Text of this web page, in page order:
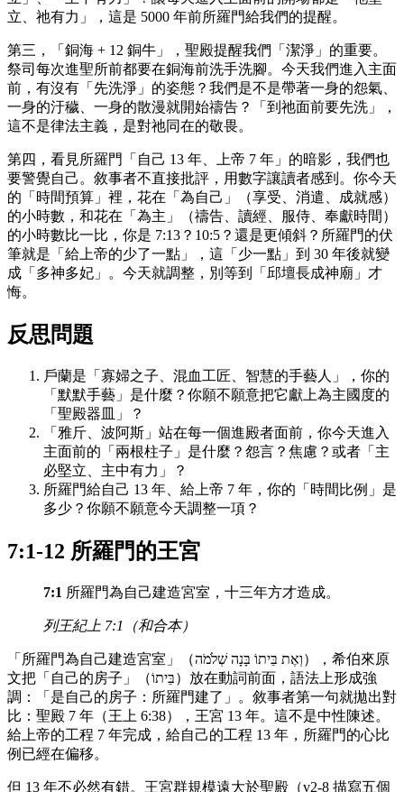
立、祂有力」，這是 5000 年前所羅門給我們的提醒。
第三，「銅海 + 12 銅牛」，聖殿提醒我們「潔淨」的重要。
祭司每次進聖所前都要在銅海前洗手洗腳。今天我們進入主面
前，有沒有「先洗淨」的姿態？我們是不是帶著一身的怨氣、
一身的汙穢、一身的散漫就開始禱告？「到祂面前要先洗」，
這不是律法主義，是對祂同在的敬畏。
第四，看見所羅門「自己 13 年、上帝 7 年」的暗影，我們也
要警覺自己。敘事者不直接批評，用數字讓讀者感到。你今天
的「時間預算」裡，花在「為自己」（享受、消遣、成就感）
的小時數，和花在「為主」（禱告、讀經、服侍、奉獻時間）
的小時數比一比，你是 7:13？10:5？還是更傾斜？所羅門的伏
筆就是「給上帝的少了一點」，這「少一點」到 30 年後就變
成「多神多妃」。今天就調整，別等到「邱壇長成神廟」才
悔。
反思問題
戶蘭是「寡婦之子、混血工匠、智慧的手藝人」，你的
「默默手藝」是什麼？你願不願意把它獻上為主國度的
「聖殿器皿」？
「雅斤、波阿斯」站在每一個進殿者面前，你今天進入
主面前的「兩根柱子」是什麼？怨言？焦慮？或者「主
必堅立、主中有力」？
所羅門給自己 13 年、給上帝 7 年，你的「時間比例」是
多少？你願不願意今天調整一項？
7:1-12 所羅門的王宮
7:1 所羅門為自己建造宮室，十三年方才造成。
列王紀上 7:1（和合本）
「所羅門為自己建造宮室」（וְאֶת בֵּיתוֹ בָּנָה שְׁלֹמֹה），希伯來原
文把「自己的房子」（בֵּיתוֹ）放在動詞前面，語法上形成強
調：「是自己的房子：所羅門建了」。敘事者第一句就拋出對
比：聖殿 7 年（王上 6:38），王宮 13 年。這不是中性陳述。
給上帝的工程 7 年完成，給自己的工程 13 年，所羅門的心比
例已經在偏移。
但 13 年不必然有錯。王宮群規模遠大於聖殿（v2-8 描寫五個